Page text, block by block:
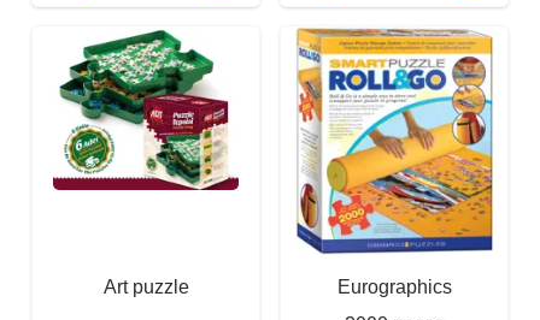
Art puzzle
Eurographics